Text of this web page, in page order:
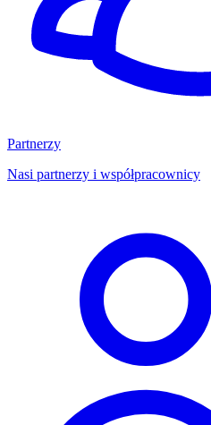
Partnerzy
Nasi partnerzy i współpracownicy